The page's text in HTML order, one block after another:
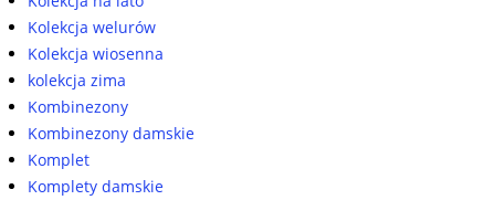
Kolekcja welurów
Kolekcja wiosenna
kolekcja zima
Kombinezony
Kombinezony damskie
Komplet
Komplety damskie